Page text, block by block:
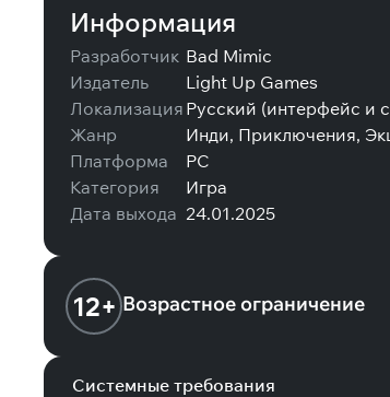
Информация
Разработчик Bad Mimic
Издатель
Light Up Games
Локализация Русский (интерфейс и
Жанр
Инди, Приключения,
Платформа
PC
Категория
Игра
Дата выхода 24.01.2025
12+ Возрастное ограничение
Системные требования